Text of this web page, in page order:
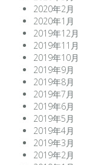
2020年2月
2020年1月
2019年12月
2019年11月
2019年10月
2019年9月
2019年8月
2019年7月
2019年6月
2019年5月
2019年4月
2019年3月
2019年2月